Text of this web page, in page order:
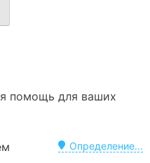
помощь для ваших
Определение...